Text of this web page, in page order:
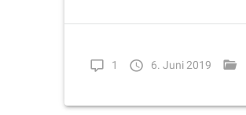
1 6. Juni 2019